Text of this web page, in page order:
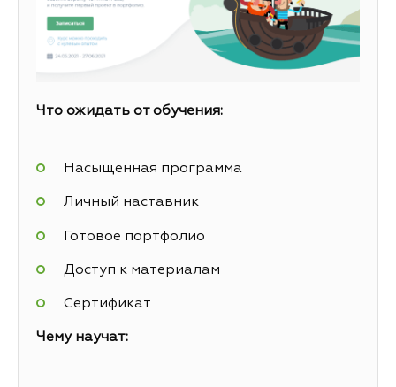
Что ожидать от обучения:
Насыщенная программа
Личный наставник
Готовое портфолио
Доступ к материалам
Сертификат
Чему научат: